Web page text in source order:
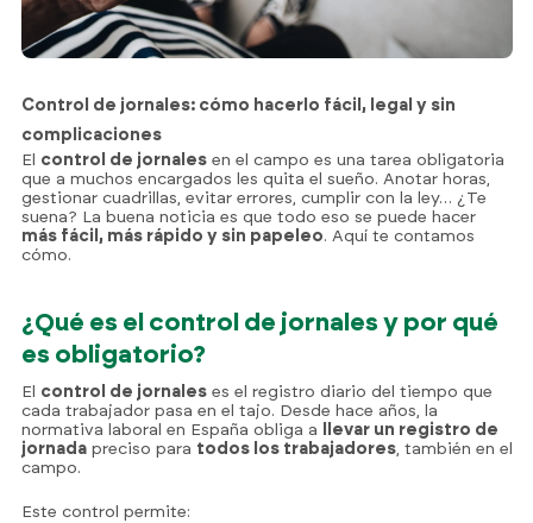
Control de jornales: cómo hacerlo fácil, legal y sin
complicaciones
El
control de jornalesen el campo es una tarea obligatoria
que a muchos encargados les quita el sueño. Anotar horas,
gestionar cuadrillas, evitar errores, cumplir con la ley… ¿Te
suena? La buena noticia es que todo eso se puede hacer
más fácil, más rápido y sin papeleo. Aquí te contamos
cómo.
¿Qué es el control de jornales y por qué
es obligatorio?
El control de jornaleses el registro diario del tiempo que
cada trabajador pasa en el tajo. Desde hace años, la
normativa laboral en España obliga a
llevar un registro de
jornadapreciso para todos los trabajadores, también en el
campo.
Este control permite: